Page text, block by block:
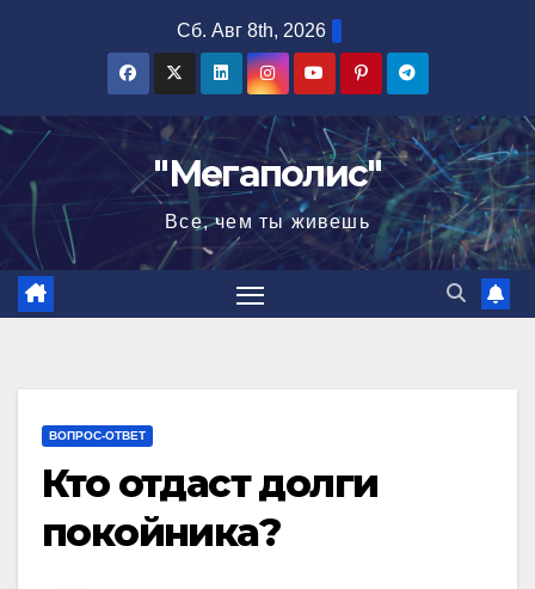
Сб. Авг 8th, 2026
"Мегаполис"
Все, чем ты живешь
ВОПРОС-ОТВЕТ
Кто отдаст долги
покойника?